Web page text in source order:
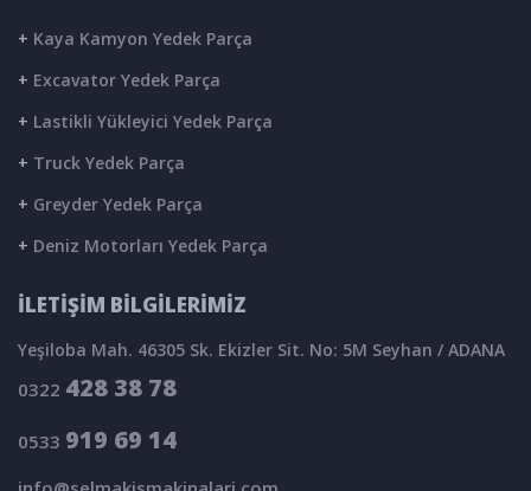
+ Kaya Kamyon Yedek Parça
+ Excavator Yedek Parça
+ Lastikli Yükleyici Yedek Parça
+ Truck Yedek Parça
+ Greyder Yedek Parça
+ Deniz Motorları Yedek Parça
İLETİŞİM BİLGİLERİMİZ
Yeşiloba Mah. 46305 Sk. Ekizler Sit. No: 5M Seyhan / ADANA
0322 428 38 78
0533 919 69 14